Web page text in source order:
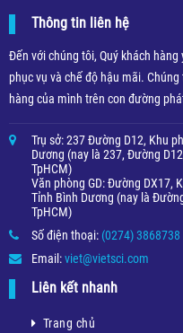
Thông tin liên hệ
Đến với chúng tôi, Quý khách
phục vụ và chế độ hậu mãi.
hàng của mình trên con đường
Trụ sở: 237 Đường D12, Khu
Dương (nay là 237, Đường
TpHCM)
Văn phòng GD: Đường DX17,
Tỉnh Bình Dương (nay là
TpHCM)
Số điện thoại: (0274) 3868738
Email:viet@vietsci.com
Liên kết nhanh
Trang chủ